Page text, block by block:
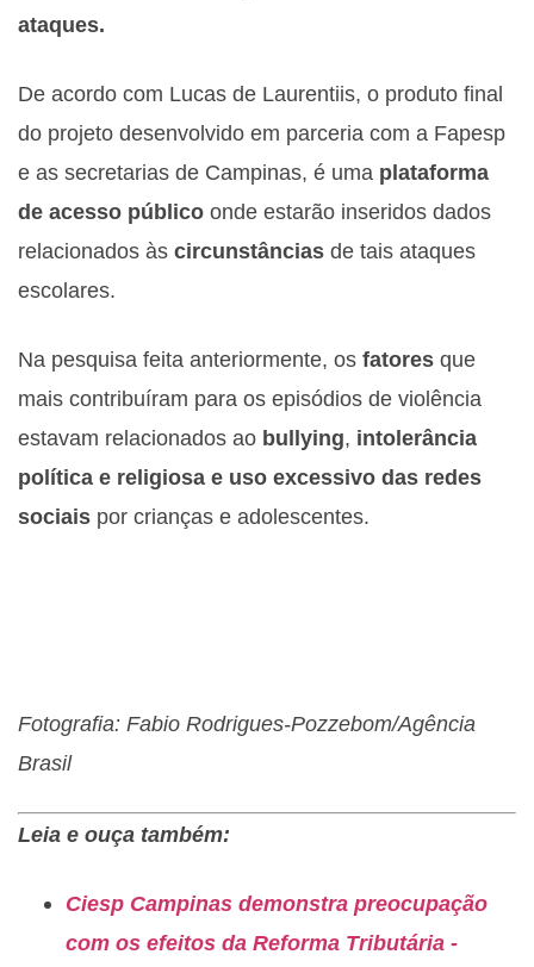
ataques.
De acordo com Lucas de Laurentiis, o produto final
do projeto desenvolvido em parceria com a Fapesp
e as secretarias de Campinas, é uma plataforma
de acesso público onde estarão inseridos dados
relacionados às circunstâncias de tais ataques
escolares.
Na pesquisa feita anteriormente, os fatores que
mais contribuíram para os episódios de violência
estavam relacionados ao bullying, intolerância
política e religiosa e uso excessivo das redes
sociais por crianças e adolescentes.
Fotografia: Fabio Rodrigues-Pozzebom/Agência
Brasil
Leia e ouça também:
Ciesp Campinas demonstra preocupação
com os efeitos da Reforma Tributária -